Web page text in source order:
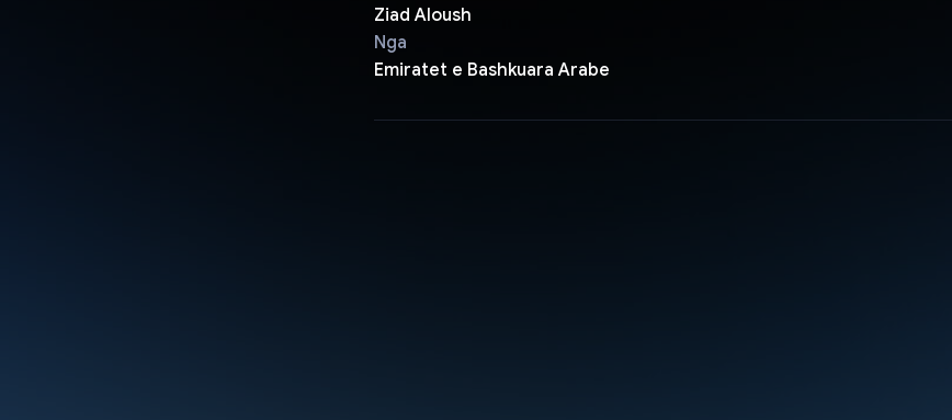
Ziad Aloush
Nga
Emiratet e Bashkuara Arabe